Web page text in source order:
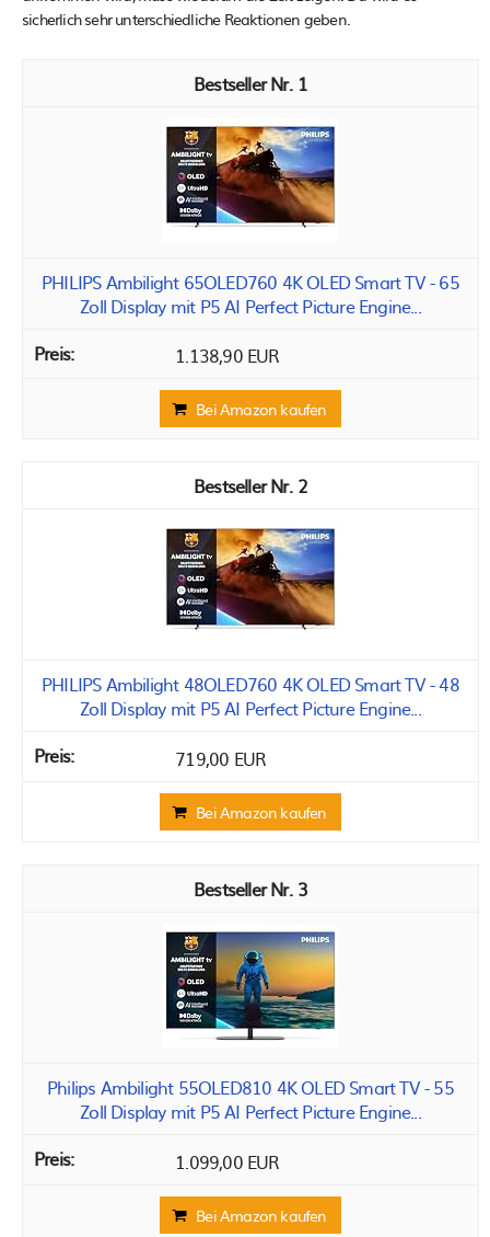
sicherlich sehr unterschiedliche Reaktionen geben.
1
PHILIPS Ambilight 65OLED760 4K OLED Smart TV - 65
Zoll Display mit P5 AI Perfect Picture Engine...
1.138,90 EUR
Bei Amazon kaufen
2
PHILIPS Ambilight 48OLED760 4K OLED Smart TV - 48
Zoll Display mit P5 AI Perfect Picture Engine...
719,00 EUR
Bei Amazon kaufen
3
Philips Ambilight 55OLED810 4K OLED Smart TV - 55
Zoll Display mit P5 AI Perfect Picture Engine...
1.099,00 EUR
Bei Amazon kaufen